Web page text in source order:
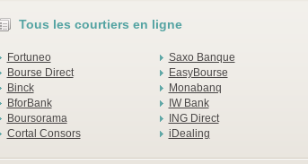
Tous les courtiers en ligne
Fortuneo
Bourse Direct
Binck
BforBank
Boursorama
Cortal Consors
Saxo Banque
EasyBourse
Monabanq
IW Bank
ING Direct
iDealing